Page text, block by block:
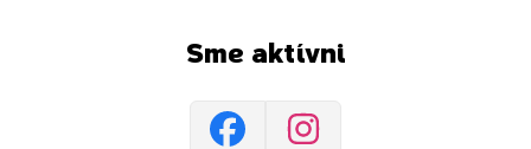
Sme aktívni